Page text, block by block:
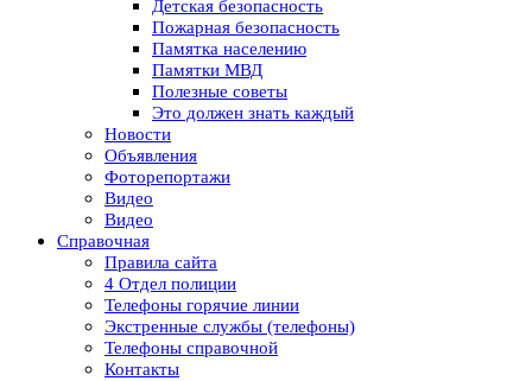
Детская безопасность
Пожарная безопасность
Памятка населению
Памятки МВД
Полезные советы
Это должен знать каждый
Новости
Объявления
Фоторепортажи
Видео
Видео
Справочная
Правила сайта
4 Отдел полиции
Телефоны горячие линии
Экстренные службы (телефоны)
Телефоны справочной
Контакты